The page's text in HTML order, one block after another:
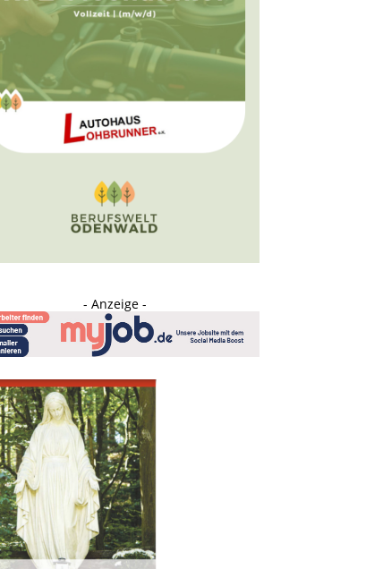
- Anzeige -